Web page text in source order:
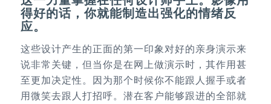
得好的话，你就能制造出强化的情绪反
应。
这些设计产生的正面的第一印象对好的亲身演示来
说非常关键，但当你是在网上做演示时，其作用甚
至更加决定性。因为那个时候你不能跟人握手或者
用微笑去跟人打招呼。潜在客户能够跟进的全部就